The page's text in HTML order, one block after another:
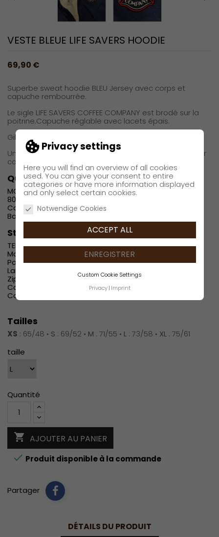
Privacy settings
Here you will find an overview of all cookies
used. You can give your consent to entire
categories or have more information displayed
and only select certain cookies.
Notwendige Cookies
ACCEPT ALL
ENREGISTRER
Custom Cookie Settings
Privacy Imprint
VESTE BLEUE LIFE SAVERS HOODIE
69,90 €
Superbe sweat hoodie BLEU Jersey avec corps et
capuche rembourrée.
Le sigle LIFE SAVERS COFFEE COMPANY est brodé sur la
poitrine.Capuche réglable avec lacets épais.
Gilet hoodie haut de gamme.
Unisexe avec une large gamme de tailles étudiée pour
convenir aussi bien à elle qu'à lui.
Qualité
MOLLETON 280
80% coton - 20% polyester
Corps et capuche doublés en sherpa 100% polyester
Bas et poignets en bord côte élasthanne 2x2
Style
TENDANCE
Manches montées
Poche kangourou
Large lacet contrasté à la capuche
Zip caché
Coupe ajustée
Coupé cousu
Tailles
XS : 65/48 • S : 69/52 • M : 71/55 • L : 73/58 • XL : 75/61
taille
Quantité
 AJOUTER AU PANIER
 Produit disponible à la commande
Partager
DÉTAILS DU PRODUIT